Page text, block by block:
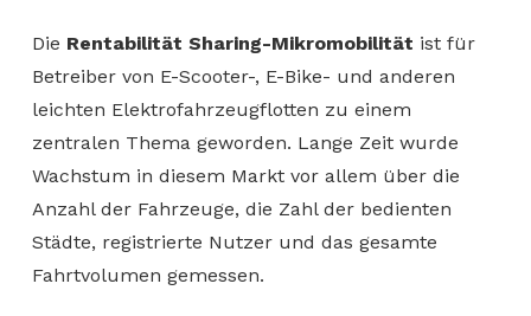
Die Rentabilität Sharing-Mikromobilität ist für
Betreiber von E-Scooter-, E-Bike- und anderen
leichten Elektrofahrzeugflotten zu einem
zentralen Thema geworden. Lange Zeit wurde
Wachstum in diesem Markt vor allem über die
Anzahl der Fahrzeuge, die Zahl der bedienten
Städte, registrierte Nutzer und das gesamte
Fahrtvolumen gemessen.